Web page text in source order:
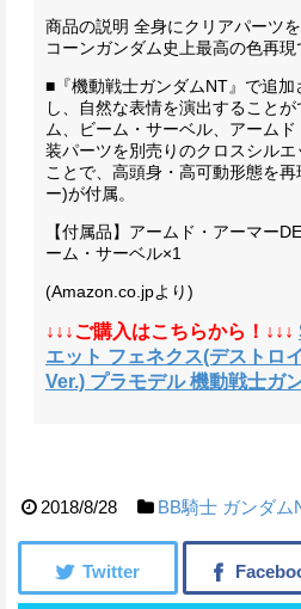
商品の説明 全身にクリアパーツ
コーンガンダム史上最高の色再現
■『機動戦士ガンダムNT』で追
し、自然な表情を演出することが
ム、ビーム・サーベル、アームド
装パーツを別売りのクロスシル
ことで、高頭身・高可動形態を再
ー)が付属。
【付属品】 アームド・アーマー
ーム・サーベル×1
(Amazon.co.jpより)
↓↓↓ご購入はこちらから！↓↓↓
エット フェネクス(デストロ
Ver.) プラモデル 機動戦士ガ
2018/8/28 BB騎士 ガンダム